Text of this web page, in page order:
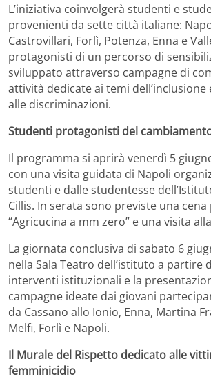
L’iniziativa coinvolgerà studenti e
provenienti da sette città italiane:
Castrovillari, Forlì, Potenza, Enna e
protagonisti di un percorso di
sviluppato attraverso campagne di
attività dedicate ai temi
alle discriminazioni.
Studenti protagonisti del
Il programma si aprirà venerdì 5
con una visita guidata di Napoli
studenti e dalle studentesse
Cillis. In serata sono previste una cena
“Agricucina a mm zero” e una visita
La giornata conclusiva di sabato 6
nella Sala Teatro dell’istituto a partire
interventi istituzionali e la
campagne ideate dai giovani
da Cassano allo Ionio, Enna, Martina
Melfi, Forlì e Napoli.
Il Murale del Rispetto dedicato alle
femminicidio